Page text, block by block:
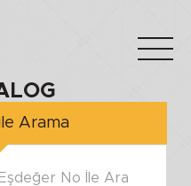
e-katalog
Numara ile Arama
No İle Ara